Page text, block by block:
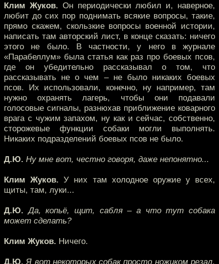
Клим Жуков. Он периодически любил и, наверное,
любит до сих пор поднимать всякие вопросы, такие,
прямо скажем, скользкие вопросы военной истории,
написать там авторский лист, в конце сказать: ничего
этого не было. В частности, у него в журнале
«Парабеллум» была статья как раз про боевых псов,
где он убедительно рассказывал о том, что
рассказывать не о чем – не было никаких боевых
псов. Их использовали, конечно, ну например, там
нужно охранять лагерь, чтобы они подавали
голосовые сигналы, разнюхав приближение коварного
врага с чужим запахом, ну как и сейчас, собственно,
сторожевые функции собаки могли выполнять.
Никаких подразделений боевых псов не было.
Д.Ю. Ну мне вот, честно говоря, даже непонятно...
Клим Жуков. У них там холодное оружие у всех,
щиты, там, луки...
Д.Ю. Да, копьё, щит, сабля – а что тут собака
может сделать?
Клим Жуков. Ничего.
Д.Ю. Я вот некоторых собак просто ножиком резал,